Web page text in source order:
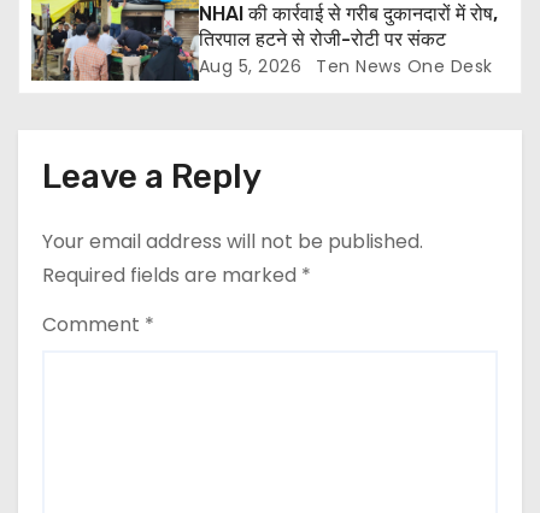
NHAI की कार्रवाई से गरीब दुकानदारों में रोष,
तिरपाल हटने से रोजी-रोटी पर संकट
Aug 5, 2026 Ten News One Desk
Leave a Reply
Your email address will not be published.
Required fields are marked *
Comment *